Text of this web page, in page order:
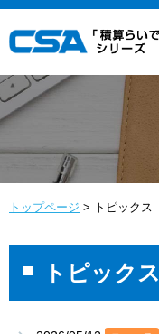
トップページ トピックス
トピックス